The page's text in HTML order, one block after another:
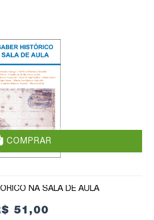
COMPRAR
NA SALA DE AULA
51,00